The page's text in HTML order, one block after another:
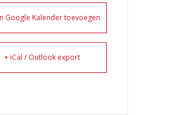
Google Kalender toevoegen
+ iCal / Outlook export